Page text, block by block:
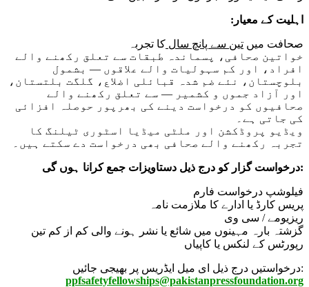
:اہلیت کے معیار
صحافت میں تین سے پانچ سال کا تجربہ
خواتین صحافی، پسماندہ طبقات سے تعلق رکھنے والے
افراد، اور کم سہولیات والے علاقوں — بشمول
بلوچستان، نئے ضم شدہ قبائلی اضلاع، گلگت بلتستان،
اور آزاد جموں و کشمیر — سے تعلق رکھنے والے
صحافیوں کو درخواست دینے کی بھرپور حوصلہ افزائی
کی جاتی ہے۔
ویڈیو پروڈکشن اور ملٹی میڈیا اسٹوری ٹیلنگ کا
تجربہ رکھنے والے صحافی بھی درخواست دے سکتے ہیں۔
درخواست گزار کو درج ذیل دستاویزات جمع کرانا ہوں گی:
فیلوشپ درخواست فارم
پریس کارڈ یا ادارے کا ملازمت نامہ
ریزیومے / سی وی
گزشتہ بارہ مہینوں میں شائع یا نشر ہونے والی کم از کم تین
رپورٹس کے لنکس یا کاپیاں
درخواستیں درج ذیل ای میل ایڈریس پر بھیجی جائیں:
ppfsafetyfellowships@pakistanpressfoundation.org